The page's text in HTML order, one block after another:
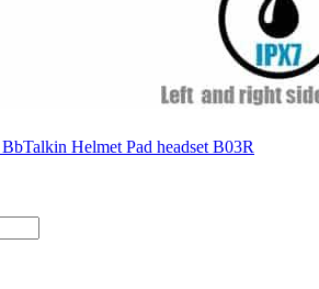
Helmet Pad headset B03R